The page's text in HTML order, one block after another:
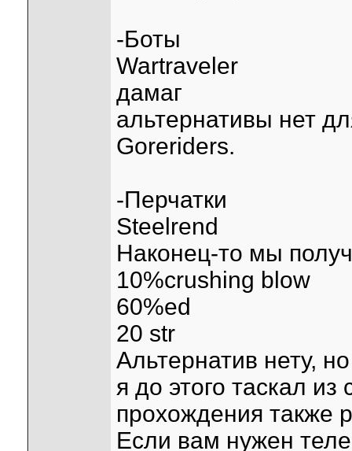
-Боты
Wartraveler
дамаг
альтернативы нет
Goreriders.
-Перчатки
Steelrend
Наконец-то мы
10%crushing blow
60%ed
20 str
Альтернатив нету,
я до этого таскал
прохождения также
Если вам нужен